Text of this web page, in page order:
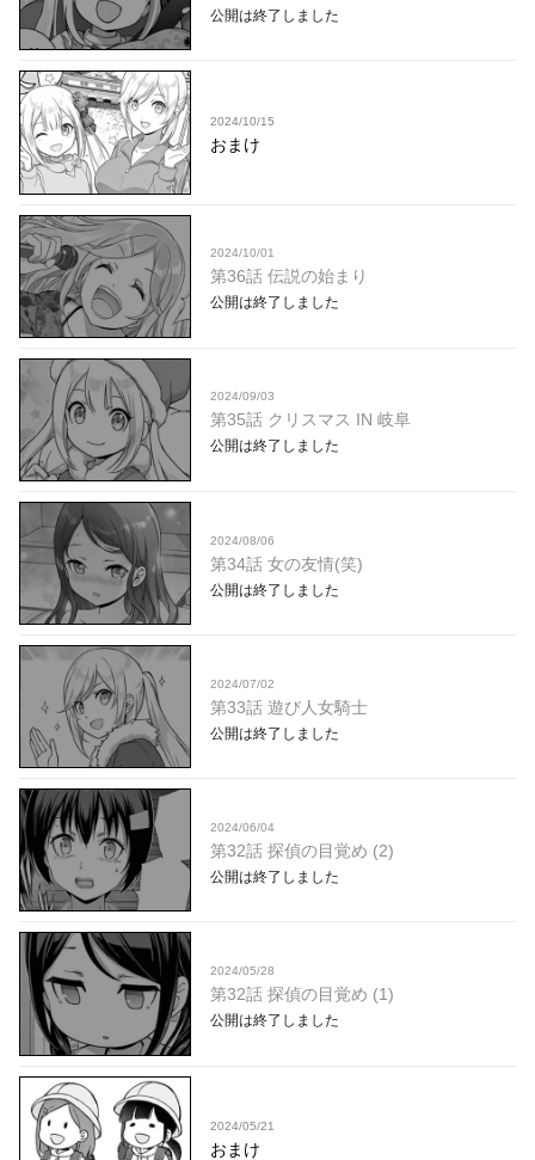
公開は終了しました
2024/10/15
おまけ
2024/10/01
第36話 伝説の始まり
公開は終了しました
2024/09/03
第35話 クリスマス IN 岐阜
公開は終了しました
2024/08/06
第34話 女の友情(笑)
公開は終了しました
2024/07/02
第33話 遊び人女騎士
公開は終了しました
2024/06/04
第32話 探偵の目覚め (2)
公開は終了しました
2024/05/28
第32話 探偵の目覚め (1)
公開は終了しました
2024/05/21
おまけ